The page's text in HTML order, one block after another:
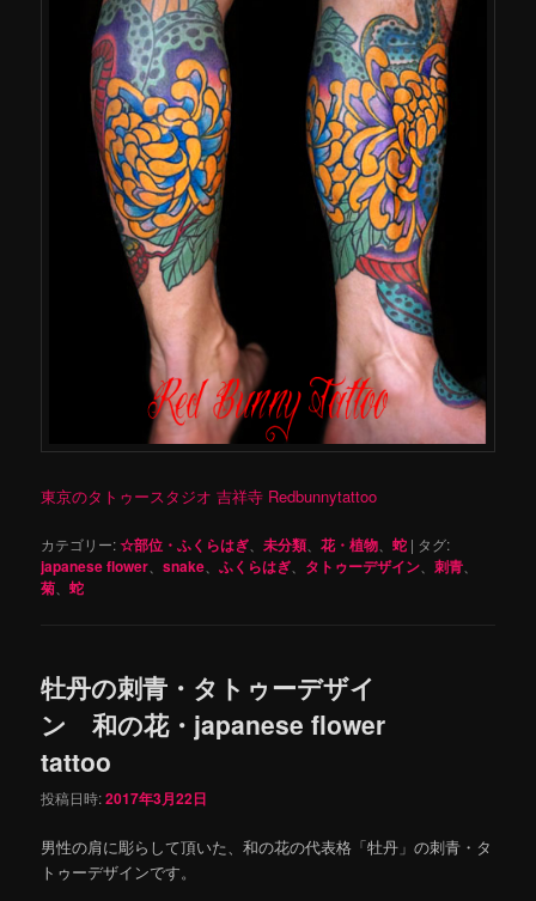
東京のタトゥースタジオ 吉祥寺 Redbunnytattoo
カテゴリー:☆部位・ふくらはぎ、未分類、花・植物、蛇 | タグ:
japanese flower、snake、ふくらはぎ、 タトゥーデザイン、刺青、
菊、蛇
牡丹の刺青・タトゥーデザイ
ン 和の花・japanese flower
tattoo
投稿日時:2017年3月22日
男性の肩に彫らして頂いた、和の花の代表格「牡丹」の刺青・タ
トゥーデザインです。